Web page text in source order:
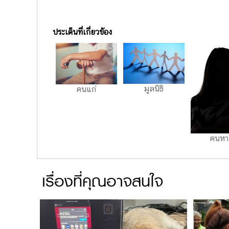
ประเด็นที่เกี่ยวข้อง
คนแก่ มูลนิธิ
คนห
เรื่องที่คุณอาจสนใจ